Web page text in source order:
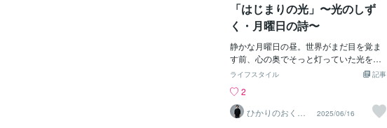
「はじまりの光」〜光のしず
く・月曜日の詩〜
静かな月曜日の昼。世界がまだ目を覚ま
す前、心の奥でそっと灯っていた光を感
じてみませんか？「光のしずく」は、毎
ズ。それは、ほんのひとしずくの言葉だ
けど、きっと心の奥の深い場所に、確か
な変化を運んでくれると思います
記事
ライフスタイル
2
ひかりのおくり
て〜SinMa〜
2025/06/16